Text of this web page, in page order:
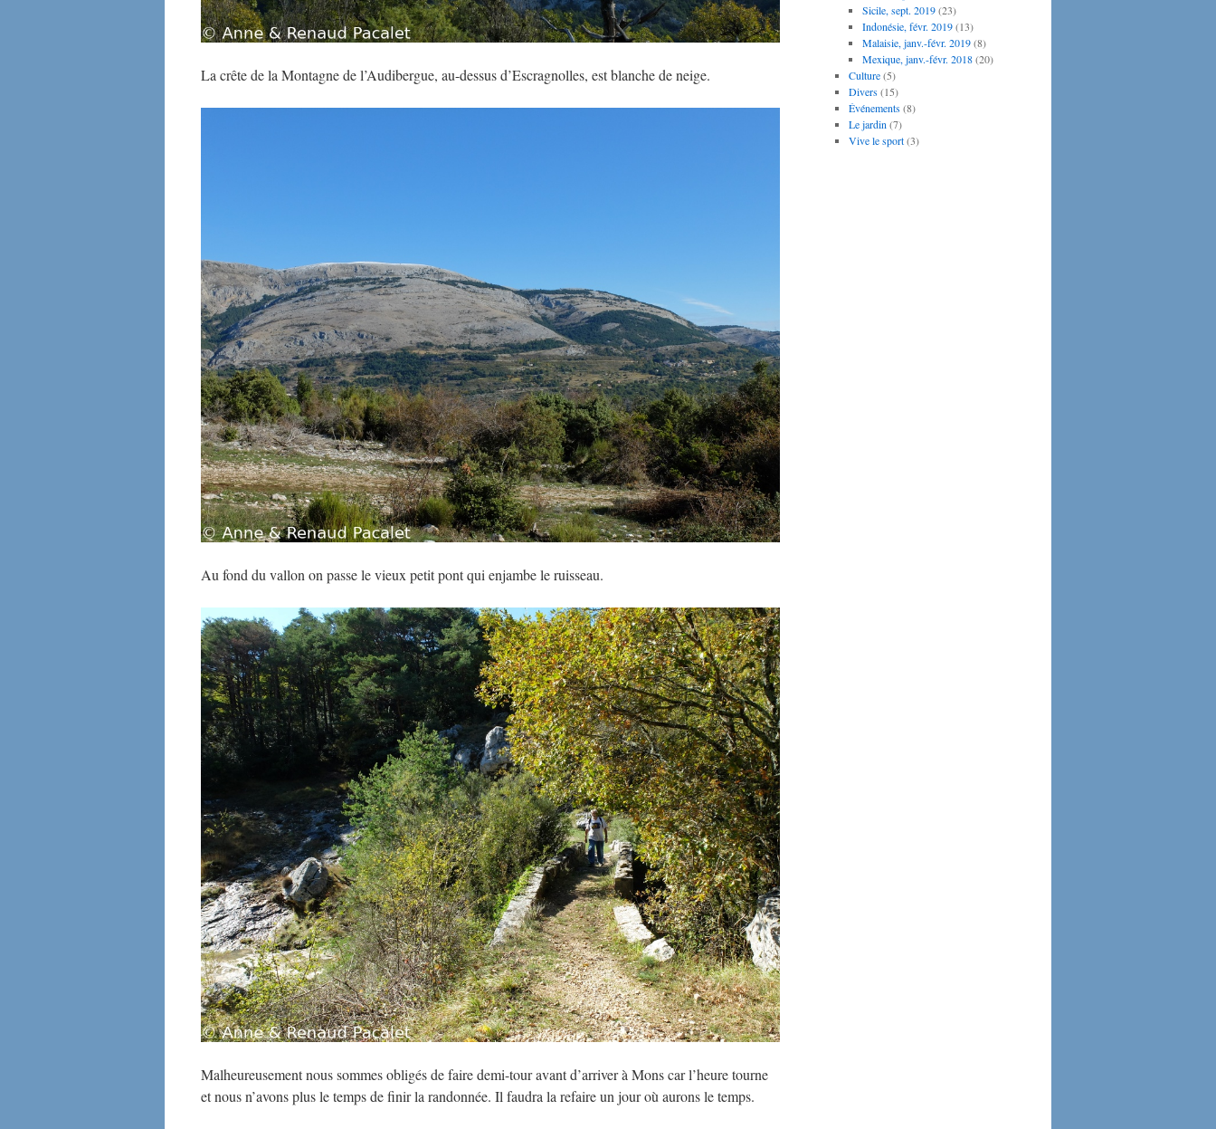
La crête de la Montagne de l’Audibergue, au-dessus d’Escragnolles, est blanche de neige.
Au fond du vallon on passe le vieux petit pont qui enjambe le ruisseau.
Malheureusement nous sommes obligés de faire demi-tour avant d’arriver à Mons car l’heure tourne
et nous n’avons plus le temps de finir la randonnée. Il faudra la refaire un jour où aurons le temps.
Sicile, sept. 2019(23)
Indonésie, févr. 2019(13)
Malaisie, janv.-févr. 2019(8)
Mexique, janv.-févr. 2018(20)
Culture(5)
Divers(15)
Événements(8)
Le jardin (7)
Vive le sport(3)